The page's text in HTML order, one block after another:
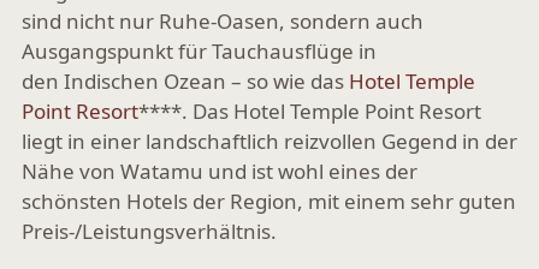
sind nicht nur Ruhe-Oasen, sondern auch
Ausgangspunkt für Tauchausflüge in
den Indischen Ozean – so wie das Hotel Temple
Point Resort****. Das Hotel Temple Point Resort
liegt in einer landschaftlich reizvollen Gegend in der
Nähe von Watamu und ist wohl eines der
schönsten Hotels der Region, mit einem sehr guten
Preis-/Leistungsverhältnis.